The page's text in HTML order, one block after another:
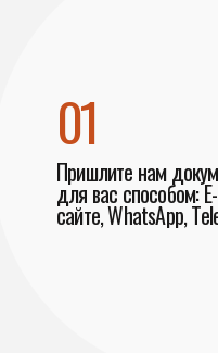
01
Пришлите нам
для вас способом:
сайте, WhatsApp,